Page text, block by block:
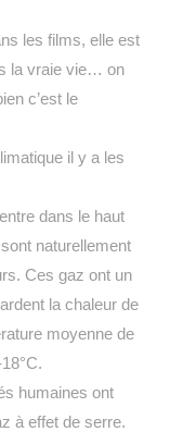
les films, elle est
la vraie vie… on
c’est le
il y a les
dans le haut
naturellement
Ces gaz ont un
la chaleur de
moyenne de
humaines ont
à effet de serre.